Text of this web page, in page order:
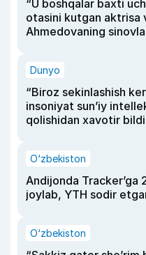
“U boshqalar baxti
otasini kutgan aktrisa
Ahmedovaning
Dunyo
“Biroz sekinlashish
insoniyat sun’iy
qolishidan xavotir
O‘zbekiston
Andijonda Tracker’ga
joylab, YTH sodir
O‘zbekiston